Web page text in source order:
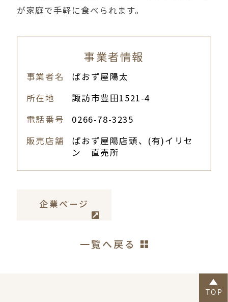
が家庭で手軽に食べられます。
事業者情報
事業者名
ぱおず屋陽太
所在地
諏訪市豊田1521-4
電話番号
0266-78-3235
販売店舗
ぱおず屋陽店頭、(有)イリセ
ン 直売所
企業ページ
一覧へ戻る